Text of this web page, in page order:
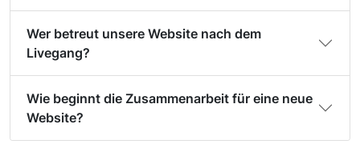
Wer betreut unsere Website nach dem
Livegang?
Wie beginnt die Zusammenarbeit für eine neue
Website?